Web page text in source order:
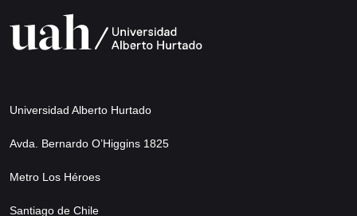
Universidad Alberto Hurtado
Avda. Bernardo O’Higgins 1825
Metro Los Héroes
Santiago de Chile